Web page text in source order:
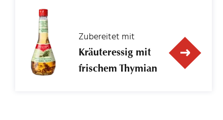
Zubereitet mit
Kräuteressig mit
frischem Thymian